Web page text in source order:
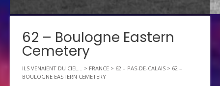
62 – Boulogne Eastern
Cemetery
ILS VENAIENT DU CIEL... > FRANCE > 62 – PAS-DE-CALAIS > 62 –
BOULOGNE EASTERN CEMETERY